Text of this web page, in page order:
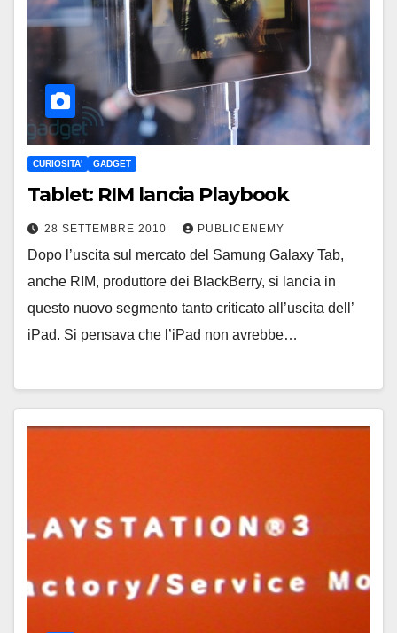
CURIOSITA' GADGET
Tablet: RIM lancia Playbook
28 SETTEMBRE 2010 PUBLICENEMY
Dopo l’uscita sul mercato del Samung Galaxy Tab,
anche RIM, produttore dei BlackBerry, si lancia in
questo nuovo segmento tanto criticato all’uscita dell’
iPad. Si pensava che l’iPad non avrebbe…